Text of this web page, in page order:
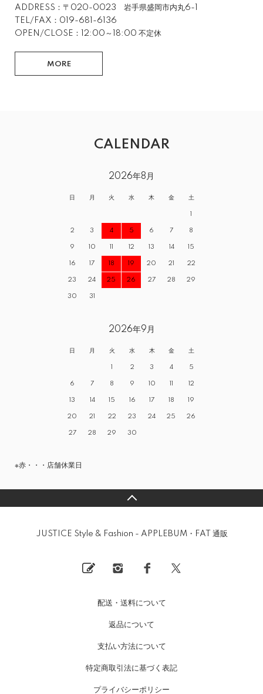
ADDRESS：〒020-0023 岩手県盛岡市内丸6-1
TEL/FAX：019-681-6136
OPEN/CLOSE：12:00～18:00 不定休
MORE
CALENDAR
2026年8月
日 月 火 水 木 金 土
1
2 3 4 5 6 7 8
9 10 11 12 13 14 15
16 17 18 19 20 21 22
23 24 25 26 27 28 29
30 31
2026年9月
日 月 火 水 木 金 土
1 2 3 4 5
6 7 8 9 10 11 12
13 14 15 16 17 18 19
20 21 22 23 24 25 26
27 28 29 30
※赤・・・店舗休業日
JUSTICE Style & Fashion - APPLEBUM・FAT 通販
配送・送料について
返品について
支払い方法について
特定商取引法に基づく表記
プライバシーポリシー